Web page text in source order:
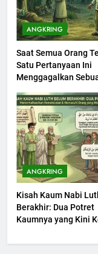
ANGKRING
Saat Semua Orang
Satu Pertanyaan Ini
Menggagalkan
ANGKRING
Kisah Kaum Nabi
Berakhir: Dua Potret
Kaumnya yang Kini
1
2